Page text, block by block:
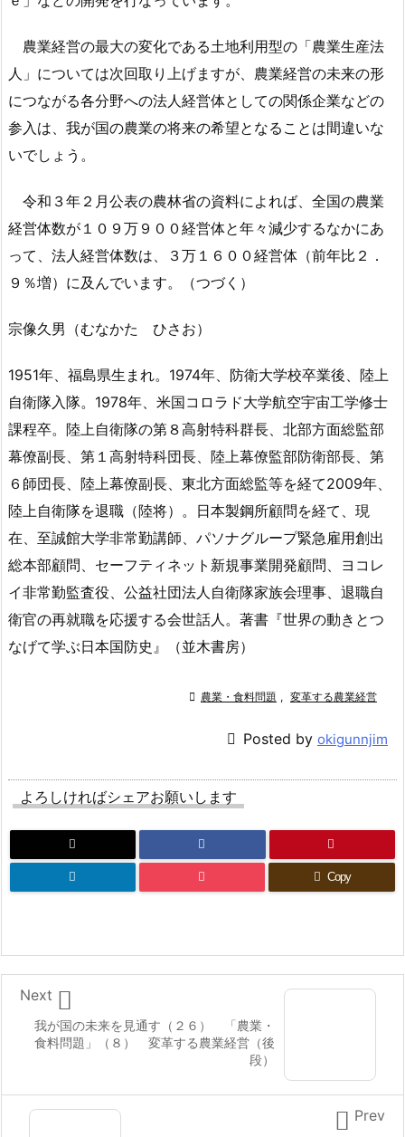
農業経営の最大の変化である土地利用型の「農業生産法
人」については次回取り上げますが、農業経営の未来の形
につながる各分野への法人経営体としての関係企業などの
参入は、我が国の農業の将来の希望となることは間違いな
いでしょう。
令和３年２月公表の農林省の資料によれば、全国の農業
経営体数が１０９万９００経営体と年々減少するなかにあ
って、法人経営体数は、３万１６００経営体（前年比２．
９％増）に及んでいます。（つづく）
宗像久男（むなかた ひさお）
1951年、福島県生まれ。1974年、防衛大学校卒業後、陸上
自衛隊入隊。1978年、米国コロラド大学航空宇宙工学修士
課程卒。陸上自衛隊の第８高射特科群長、北部方面総監部
幕僚副長、第１高射特科団長、陸上幕僚監部防衛部長、第
６師団長、陸上幕僚副長、東北方面総監等を経て2009年、
陸上自衛隊を退職（陸将）。日本製鋼所顧問を経て、現
在、至誠館大学非常勤講師、パソナグループ緊急雇用創出
総本部顧問、セーフティネット新規事業開発顧問、ヨコレ
イ非常勤監査役、公益社団法人自衛隊家族会理事、退職自
衛官の再就職を応援する会世話人。著書『世界の動きとつ
なげて学ぶ日本国防史』（並木書房）
 農業・食料問題 , 変革する農業経営
 Posted by okigunnjim
よろしければシェアお願いします
Copy
我が国の未来を見通す（２６） 「農業・
食料問題」（８） 変革する農業経営（後
段）

Next
 Prev